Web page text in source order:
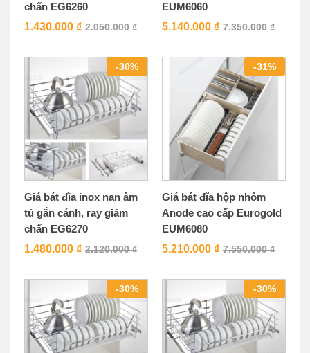
chấn EG6260
1.430.000 ₫ 2.050.000₫
EUM6060
5.140.000 ₫ 7.350.000₫
-30%
Giá bát đĩa inox nan âm
tủ gắn cánh, ray giảm
chấn EG6270
1.480.000 ₫ 2.120.000₫
-31%
Giá bát đĩa hộp nhôm
Anode cao cấp Eurogold
EUM6080
5.210.000 ₫ 7.550.000₫
-30% -30%